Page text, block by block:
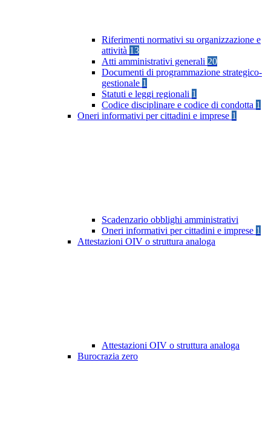
Riferimenti normativi su organizzazione e
attività 13
Atti amministrativi generali 20
Documenti di programmazione strategico-
gestionale 1
Statuti e leggi regionali 1
Codice disciplinare e codice di condotta 1
Oneri informativi per cittadini e imprese 1
Scadenzario obblighi amministrativi
Oneri informativi per cittadini e imprese 1
Attestazioni OIV o struttura analoga
Attestazioni OIV o struttura analoga
Burocrazia zero